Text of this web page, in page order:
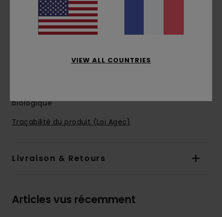
Manches : manches courtes
Logo :imprimé à base d'eau à l'avant et dans
le dos
utilisée, chaque pièce est unique et peut donc
biologique
Traçabilité du produit (Loi Agec)
Livraison & Retours
Articles vus récemment
VIEW ALL COUNTRIES